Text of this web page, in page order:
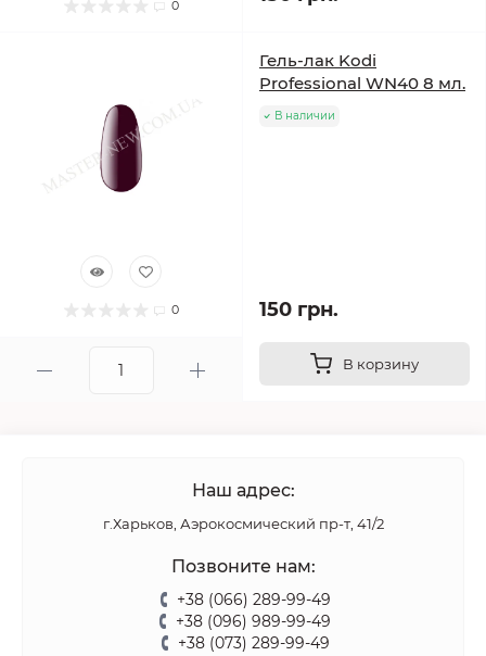
0
0
Гель-лак Kodi
Professional WN40 8 мл.
В наличии
150 грн.
В корзину
Наш адрес:
г.Харьков, Аэрокосмический пр-т, 41/2
Позвоните нам:
+38 (066) 289-99-49
+38 (096) 989-99-49
+38 (073) 289-99-49